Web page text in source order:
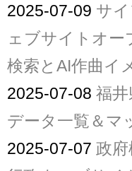
2025-07-09 サ
ェブサイトオー
検索とAI作曲イ
2025-07-08 福
データ一覧＆マ
2025-07-07 政